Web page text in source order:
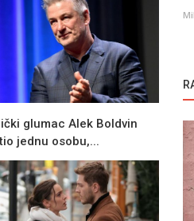
glumac Alek Boldvin
jednu osobu,...